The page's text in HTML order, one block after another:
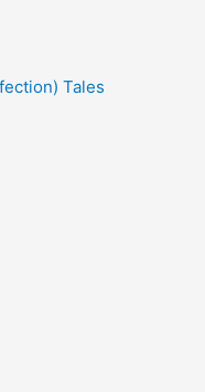
Tales